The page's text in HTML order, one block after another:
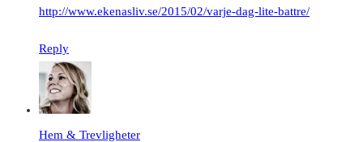
http://www.ekenasliv.se/2015/02/varje-dag-lite-battre/
Reply
Hem & Trevligheter